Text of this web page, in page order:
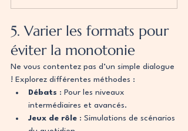
5. Varier les formats pour
éviter la monotonie
Ne vous contentez pas d’un simple dialogue
! Explorez différentes méthodes :
Débats : Pour les niveaux
intermédiaires et avancés.
Jeux de rôle : Simulations de scénarios